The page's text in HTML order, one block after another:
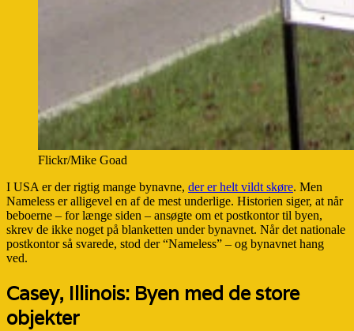
Flickr/Mike Goad
I USA er der rigtig mange bynavne, der er helt vildt skøre. Men
Nameless er alligevel en af de mest underlige. Historien siger, at når
beboerne – for længe siden – ansøgte om et postkontor til byen,
skrev de ikke noget på blanketten under bynavnet. Når det nationale
postkontor så svarede, stod der “Nameless” – og bynavnet hang
ved.
Casey, Illinois: Byen med de store
objekter